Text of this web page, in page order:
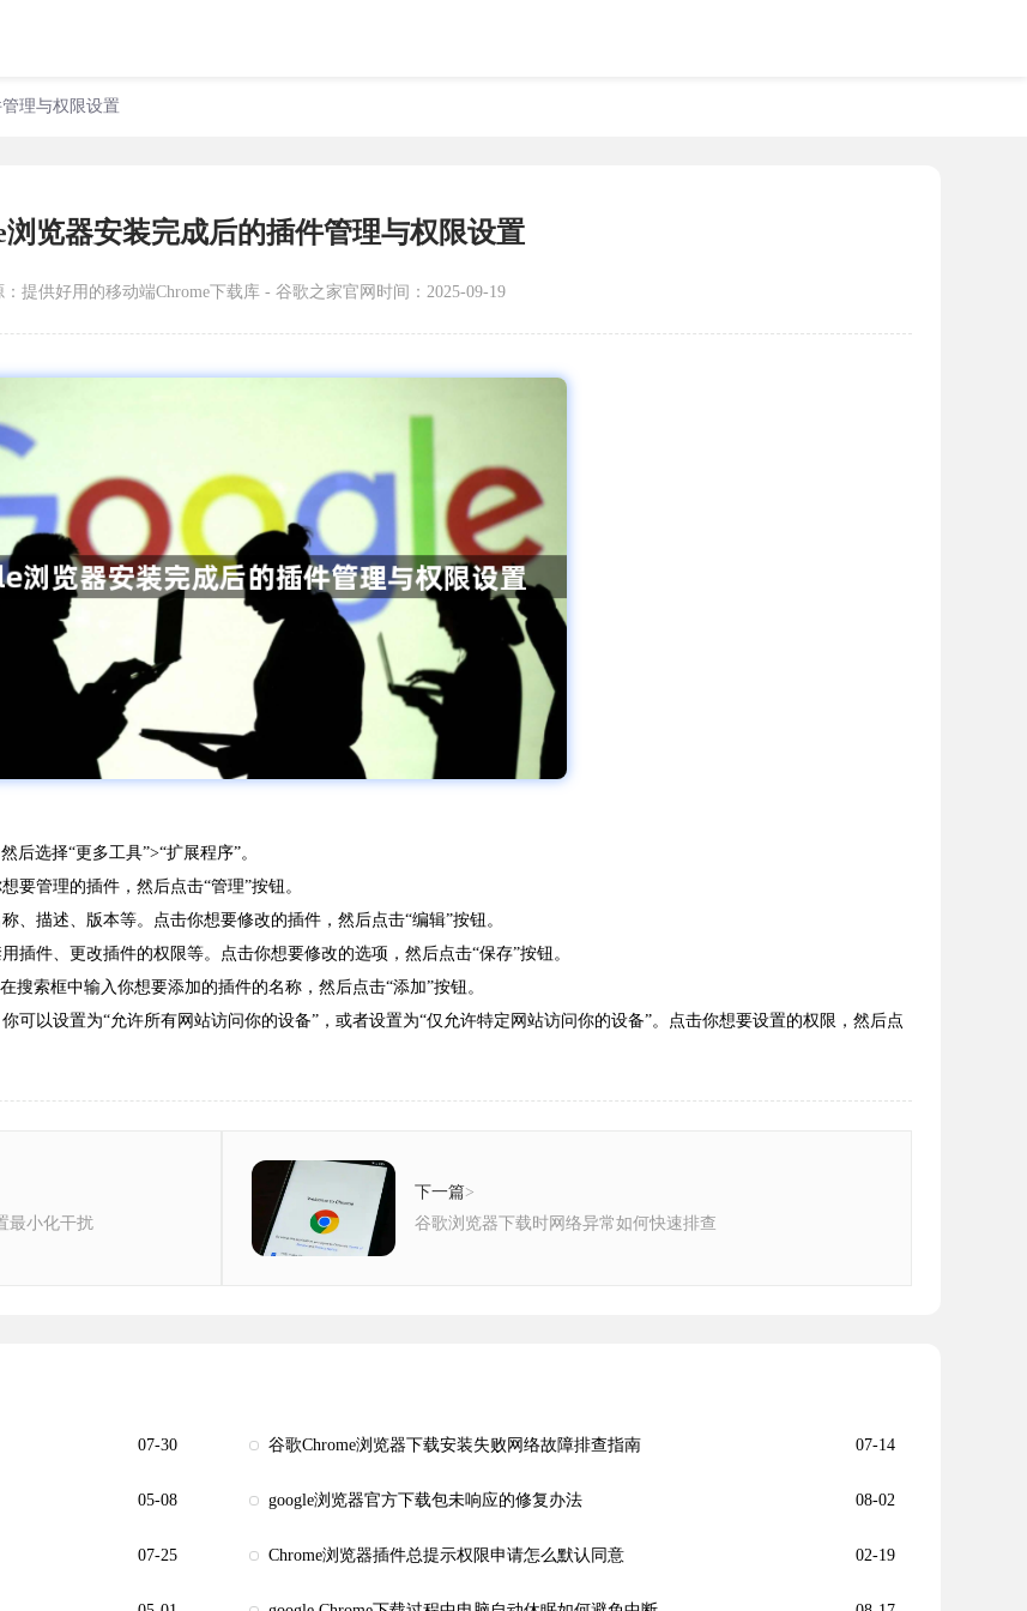
理与权限设置
浏览器安装完成后的插件管理与权限设置
提供好用的移动端Chrome下载库 - 谷歌之家官网 时间：2025-09-19
后选择“更多工具”>“扩展程序”。
要管理的插件，然后点击“管理”按钮。
描述、版本等。点击你想要修改的插件，然后点击“编辑”按钮。
件、更改插件的权限等。点击你想要修改的选项，然后点击“保存”按钮。
索框中输入你想要添加的插件的名称，然后点击“添加”按钮。
可以设置为“允许所有网站访问你的设备”，或者设置为“仅允许特定网站访问你的设备”。点击你想要设置的权限，然后点
最小化干扰
下一篇>
谷歌浏览器下载时网络异常如何快速排查
07-30 谷歌Chrome浏览器下载安装失败网络故障排查指南 07-14
05-08 google浏览器官方下载包未响应的修复办法 08-02
07-25 Chrome浏览器插件总提示权限申请怎么默认同意 02-19